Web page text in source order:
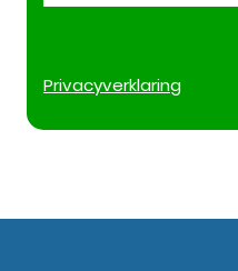
Privacyverklaring